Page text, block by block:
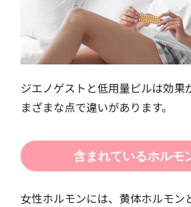
ジエノゲストと低用量ピルは効果
まざまな点で違いがあります。
含まれているホルモ
女性ホルモンには、黄体ホルモン